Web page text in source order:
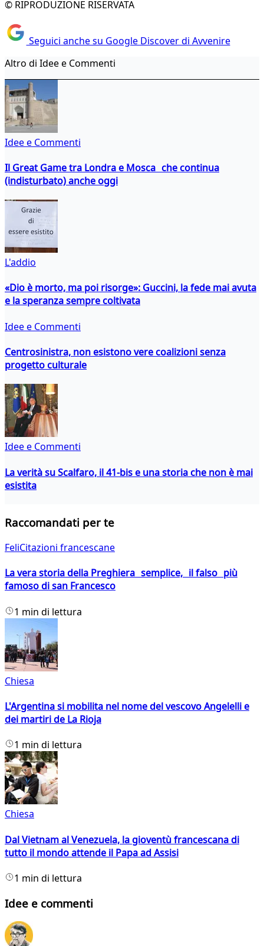
© RIPRODUZIONE RISERVATA
Seguici anche su Google Discover di Avvenire
Altro di Idee e Commenti
Idee e Commenti
Il Great Game tra Londra e Mosca che continua
(indisturbato) anche oggi
L'addio
«Dio è morto, ma poi risorge»: Guccini, la fede mai avuta
e la speranza sempre coltivata
Idee e Commenti
Centrosinistra, non esistono vere coalizioni senza
progetto culturale
Idee e Commenti
La verità su Scalfaro, il 41-bis e una storia che non è mai
esistita
Raccomandati per te
FeliCitazioni francescane
La vera storia della Preghiera semplice, il falso più
famoso di san Francesco
1 min di lettura
Chiesa
L'Argentina si mobilita nel nome del vescovo Angelelli e
dei martiri de La Rioja
1 min di lettura
Chiesa
Dal Vietnam al Venezuela, la gioventù francescana di
tutto il mondo attende il Papa ad Assisi
1 min di lettura
Idee e commenti